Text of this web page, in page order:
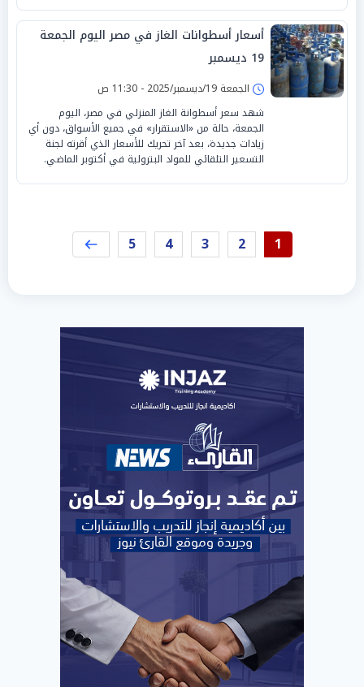
أسعار أسطوانات الغاز في مصر اليوم الجمعة
19 ديسمبر
الجمعة 19/ديسمبر/2025 - 11:30 ص
شهد سعر أسطوانة الغاز المنزلي في مصر، اليوم
الجمعة، حالة من «الاستقرار» في جميع الأسواق، دون أي
زيادات جديدة، بعد آخر تحريك للأسعار الذي أقرته لجنة
التسعير التلقائي للمواد البترولية في أكتوبر الماضي.
1
2
3
4
5